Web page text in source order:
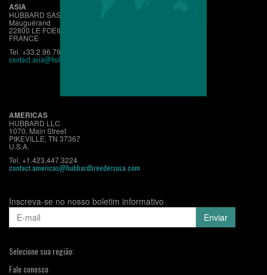
ASIA
HUBBARD SAS
Mauguérand
22800 LE FOEIL - QUINTIN
FRANCE
Tel. +33.2.96.79.63.70
contact.asia@hubbardbreeders.com
AMERICAS
HUBBARD LLC
1070, Main Street
PIKEVILLE, TN 37367
U.S.A.
Tel. +1.423.447.3224
contact.americas@hubbardbreedersusa.com
Inscreva-se no nosso boletim informativo
Selecione sua região:
Fale conosco